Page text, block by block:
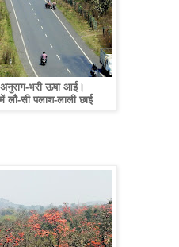
अनुराग-भरी ऊषा आई।
लौ-सी पलाश-लाली छाई